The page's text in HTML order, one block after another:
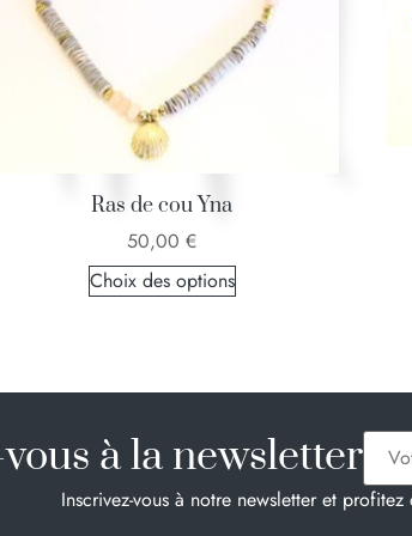
Ras de cou Yna
50,00 €
Choix des options
à la newsletter
Inscrivez-vous à notre newsletter et